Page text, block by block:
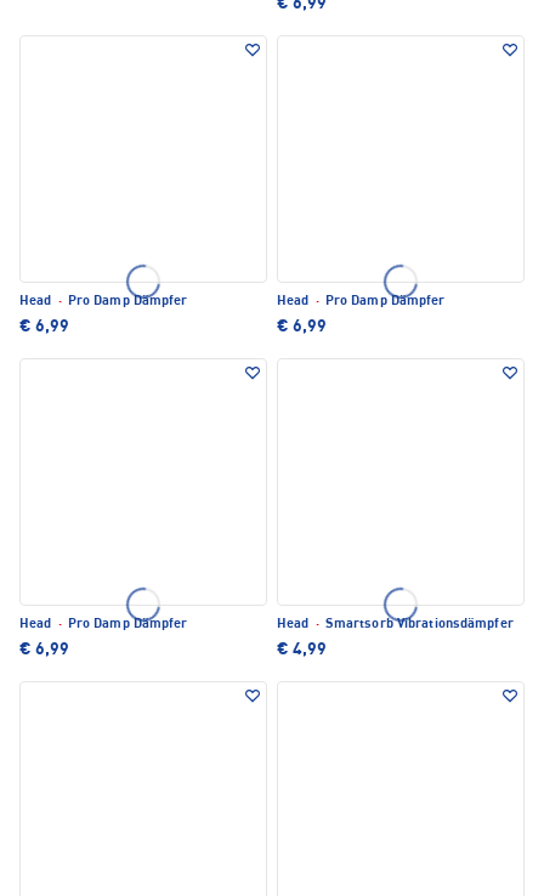
€ 6,99
Head · Pro Damp Dämpfer
€ 6,99
Head · Pro Damp Dämpfer
€ 6,99
Head · Pro Damp Dämpfer
€ 6,99
Head · Smartsorb Vibrationsdämpfer
€ 4,99